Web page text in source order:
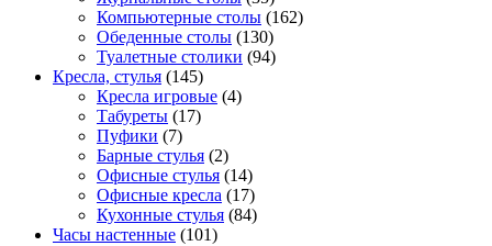
Компьютерные столы (162)
Обеденные столы (130)
Туалетные столики (94)
Кресла, стулья (145)
Кресла игровые (4)
Табуреты (17)
Пуфики (7)
Барные стулья (2)
Офисные стулья (14)
Офисные кресла (17)
Кухонные стулья (84)
Часы настенные (101)